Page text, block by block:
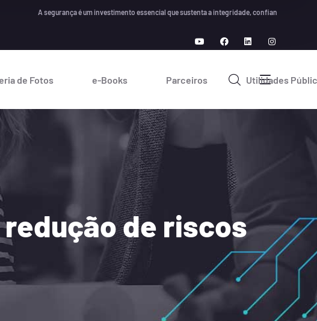
A segurança é um investimento essencial que sustenta a integridade, confiança e
de Fotos e-Books Parceiros Utilidades
de riscos